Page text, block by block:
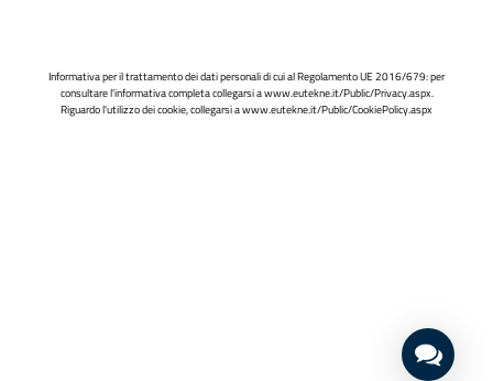
Informativa per il trattamento dei dati personali di cui al Regolamento UE 2016/679: per
consultare l'informativa completa collegarsi awww.eutekne.it/Public/Privacy.aspx.
Riguardo l'utilizzo dei cookie, collegarsi awww.eutekne.it/Public/CookiePolicy.aspx